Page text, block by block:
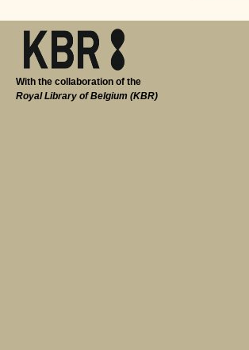
With the collaboration of the
Royal Library of Belgium (KBR)